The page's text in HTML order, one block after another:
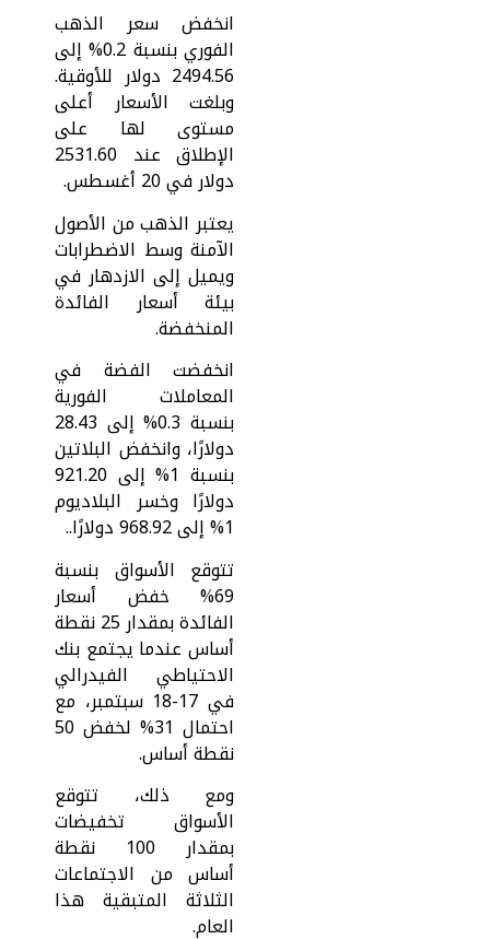
انخفض سعر الذهب
الفوري بنسبة 0.2% إلى
2494.56 دولار للأوقية.
وبلغت الأسعار أعلى
مستوى لها على
الإطلاق عند 2531.60
دولار في 20 أغسطس.
يعتبر الذهب من الأصول
الآمنة وسط الاضطرابات
ويميل إلى الازدهار في
بيئة أسعار الفائدة
المنخفضة.
انخفضت الفضة في
المعاملات الفورية
بنسبة 0.3% إلى 28.43
دولارًا، وانخفض البلاتين
بنسبة 1% إلى 921.20
دولارًا وخسر البلاديوم
1% إلى 968.92 دولارًا..
تتوقع الأسواق بنسبة
69% خفض أسعار
الفائدة بمقدار 25 نقطة
أساس عندما يجتمع بنك
الاحتياطي الفيدرالي
في 17-18 سبتمبر، مع
احتمال 31% لخفض 50
نقطة أساس.
ومع ذلك، تتوقع
الأسواق تخفيضات
بمقدار 100 نقطة
أساس من الاجتماعات
الثلاثة المتبقية هذا
العام.